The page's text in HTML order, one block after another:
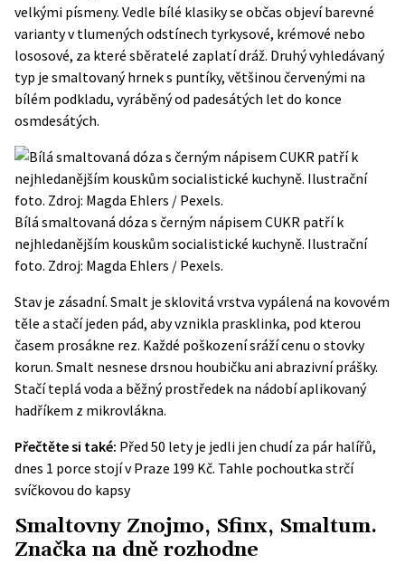
velkými písmeny. Vedle bílé klasiky se občas objeví barevné
varianty v tlumených odstínech tyrkysové, krémové nebo
lososové, za které sběratelé zaplatí dráž. Druhý vyhledávaný
typ je smaltovaný hrnek s puntíky, většinou červenými na
bílém podkladu, vyráběný od padesátých let do konce
osmdesátých.
Bílá smaltovaná dóza s černým nápisem CUKR patří k
nejhledanějším kouskům socialistické kuchyně. Ilustrační
foto. Zdroj: Magda Ehlers / Pexels.
Stav je zásadní. Smalt je sklovitá vrstva vypálená na kovovém
těle a stačí jeden pád, aby vznikla prasklinka, pod kterou
časem prosákne rez. Každé poškození sráží cenu o stovky
korun. Smalt nesnese drsnou houbičku ani abrazivní prášky.
Stačí teplá voda a běžný prostředek na nádobí aplikovaný
hadříkem z mikrovlákna.
Přečtěte si také: Před 50 lety je jedli jen chudí za pár halířů,
dnes 1 porce stojí v Praze 199 Kč. Tahle pochoutka strčí
svíčkovou do kapsy
Smaltovny Znojmo, Sfinx, Smaltum.
Značka na dně rozhodne